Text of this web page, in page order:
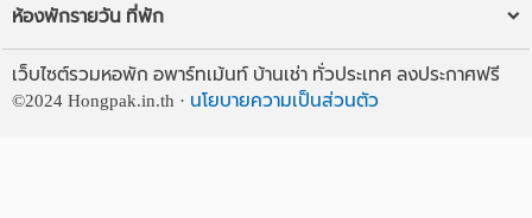
หอพักใกล้มหาวิทยาลัย
ห้องพักรายวัน
หอพัก ใกล้ ม.ธรรมศาสตร์ รังสิต
หอพัก มทส
หอพัก ลาดพร้าว
อพาร์ทเม้นท์ กรุงเทพ
อพาร์ทเม้นท์ ขอนแก่น
ห้องพักรายวัน ที่พัก
ห้องพักรายวัน กรุงเทพ
ห้องพักรายวัน เชียงใหม่
ห้องพักรายวัน อุดรธานี
เว็บไซต์รวมหอพัก อพาร์ทเม้นท์ บ้านเช่า ทั่วประเทศ ลงประกาศฟรี
©2024 Hongpak.in.th · นโยบายความเป็นส่วนตัว